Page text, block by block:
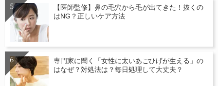
【医師監修】鼻の毛穴から毛が出てきた！抜くの
はNG？正しいケア方法
専門家に聞く「女性に太いあごひげが生える」の
はなぜ？対処法は？毎日処理して大丈夫？